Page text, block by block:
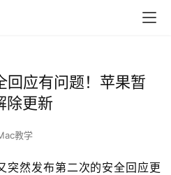
回应有问题！苹果暂
除更新
教学
突然发布第二次的安全回应更